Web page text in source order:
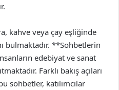
kahve veya çay eşliğinde
bulmaktadır. **Sohbetlerin
edebiyat ve sanat
Farklı bakış açıları
sohbetler, katılımcılar